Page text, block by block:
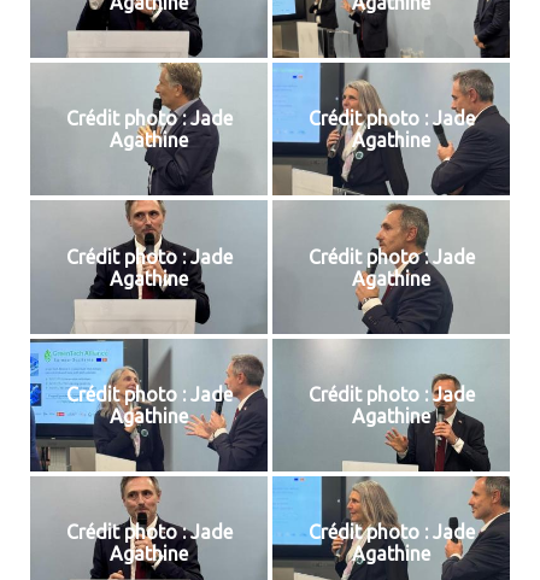
Crédit photo : Jade
Agathine
Crédit photo : Jade
Agathine
Crédit photo : Jade
Agathine
Crédit photo : Jade
Agathine
Crédit photo : Jade
Agathine
Crédit photo : Jade
Agathine
Crédit photo : Jade
Agathine
Crédit photo : Jade
Agathine